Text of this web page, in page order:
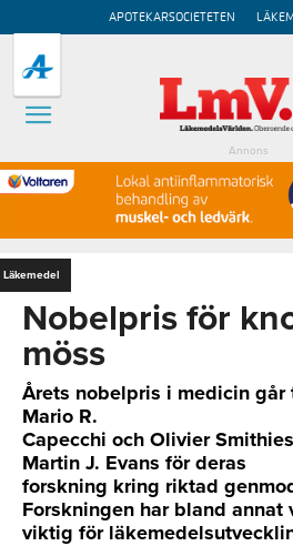
APOTEKARSOCIETETEN
Annons
Läkemedel
Nobelpris för
möss
Årets nobelpris i medicin går
Mario R.
Capecchi och Olivier
Martin J. Evans för deras
forskning kring riktad
Forskningen har bland annat
viktig för